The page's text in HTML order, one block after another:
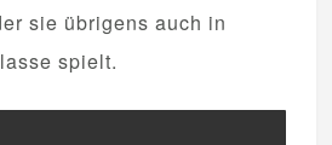
sie übrigens auch in
spielt.